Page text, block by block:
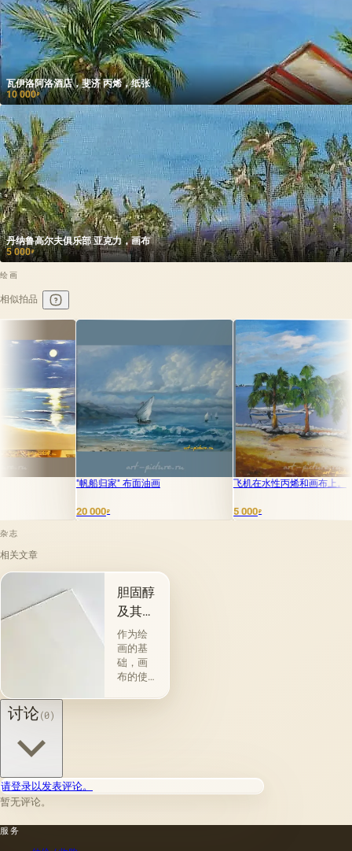
瓦伊洛阿洛酒店，斐济 丙烯，纸张
10 000₽
丹纳鲁高尔夫俱乐部 亚克力，画布
5 000₽
绘画
相似拍品
飞机在水性丙烯和画布上。 海浪汹涌，
杂志
相关文章
胆固醇
及其特
性
作为绘
画的基
础，画
布的使
明，由
讨论(0)
请登录以发表评论。
暂无评论。
服务